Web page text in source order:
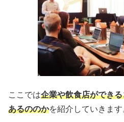
ここでは企業や飲食店ができ
あるののかを紹介していきます